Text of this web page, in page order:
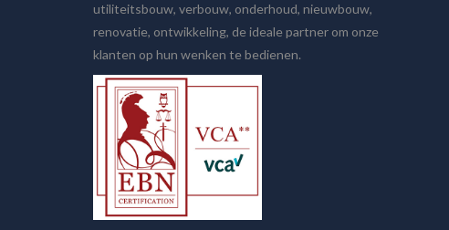
utiliteitsbouw, verbouw, onderhoud, nieuwbouw,
renovatie, ontwikkeling, de ideale partner om onze
klanten op hun wenken te bedienen.